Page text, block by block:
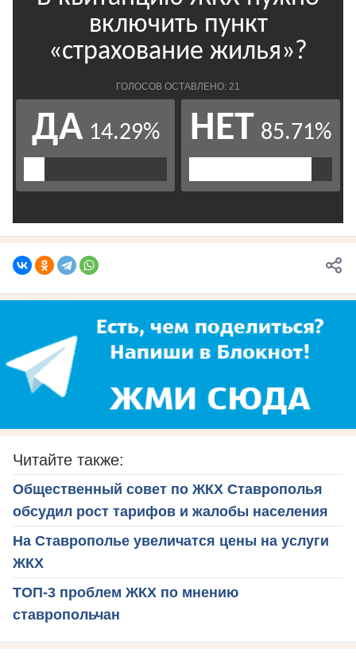
Читайте также:
Общественный совет по ЖКХ Ставрополья
обсудил рост тарифов и жалобы населения
На Ставрополье увеличатся цены на услуги
ЖКХ
ТОП-3 проблем ЖКХ по мнению
ставропольчан